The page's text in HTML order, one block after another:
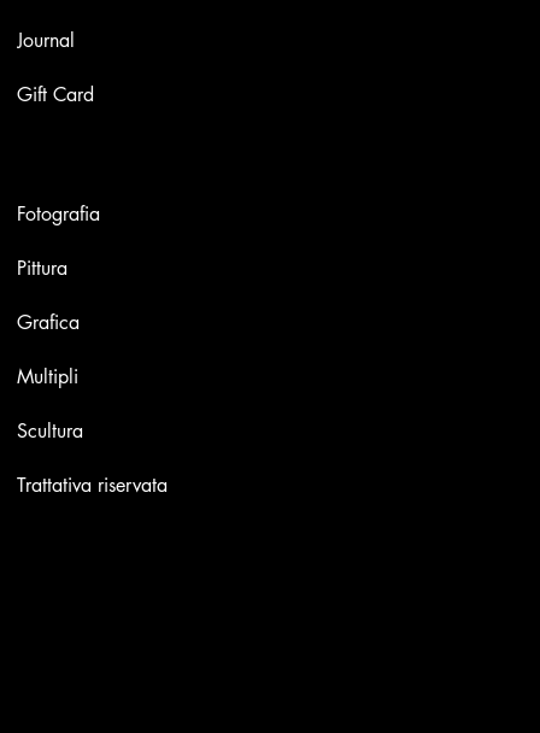
Journal
Gift Card
Fotografia
Pittura
Grafica
Multipli
Scultura
Trattativa riservata